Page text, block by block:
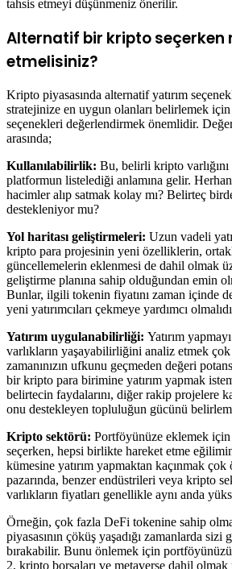
tahsis etmeyi düşünmeniz önerilir.
Alternatif bir kripto seçerken
etmelisiniz?
Kripto piyasasında alternatif yatırım
stratejinize en uygun olanları belirlemek
seçenekleri değerlendirmek önemlidir.
arasında;
Kullanılabilirlik: Bu, belirli kripto
platformun listelediği anlamına gelir.
hacimler alıp satmak kolay mı? Belirteç
destekleniyor mu?
Yol haritası geliştirmeleri: Uzun vadeli
kripto para projesinin yeni özelliklerin,
güncellemelerin eklenmesi de dahil olmak
geliştirme planına sahip olduğundan emin
Bunlar, ilgili tokenin fiyatını zaman içinde
yeni yatırımcıları çekmeye yardımcı
Yatırım uygulanabilirliği: Yatırım
varlıkların yaşayabilirliğini analiz etmek çok
zamanınızın ufkunu geçmeden değeri
bir kripto para birimine yatırım yapmak
belirtecin faydalarını, diğer rakip projelere
onu destekleyen topluluğun gücünü
Kripto sektörü: Portföyünüze eklemek
seçerken, hepsi birlikte hareket etme
kümesine yatırım yapmaktan kaçınmak
pazarında, benzer endüstrileri veya kripto
varlıkların fiyatları genellikle aynı anda
Örneğin, çok fazla DeFi tokenine sahip
piyasasının çöküş yaşadığı zamanlarda
bırakabilir. Bunu önlemek için
2, kripto borsaları ve metaverse dahil